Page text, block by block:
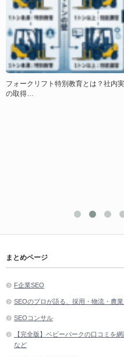
東京で 【比較表】フォークリフト
まとめページ
F企業SEO
SEOのプロが語る、採用・物流・農
SEOコンサル
【完全版】ベビーパークの口コミを
など